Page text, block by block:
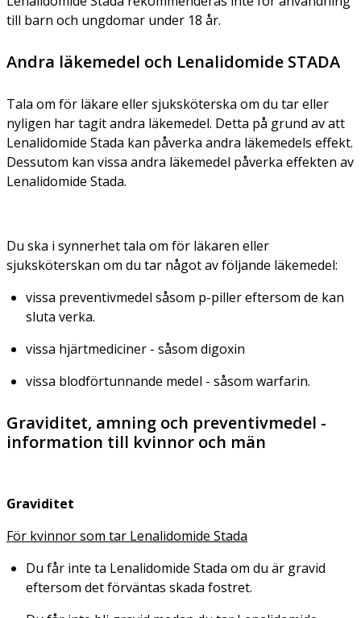
till barn och ungdomar under 18 år.
Andra läkemedel och Lenalidomide STADA
Tala om för läkare eller sjuksköterska om du tar eller
nyligen har tagit andra läkemedel. Detta på grund av att
Lenalidomide Stada kan påverka andra läkemedels effekt.
Dessutom kan vissa andra läkemedel påverka effekten av
Lenalidomide Stada.
Du ska i synnerhet tala om för läkaren eller
sjuksköterskan om du tar något av följande läkemedel:
vissa preventivmedel såsom p-piller eftersom de kan
sluta verka.
vissa hjärtmediciner - såsom digoxin
vissa blodförtunnande medel - såsom warfarin.
Graviditet, amning och preventivmedel -
information till kvinnor och män
Graviditet
För kvinnor som tar Lenalidomide Stada
Du får inte ta Lenalidomide Stada om du är gravid
eftersom det förväntas skada fostret.